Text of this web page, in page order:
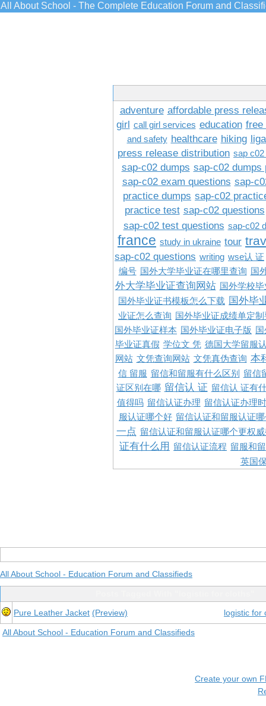
All About School - The Complete Education Forum and
adventure affordable press
girl call girl services education free
and safety healthcare hiking
press release distribution sap
sap-c02 dumps sap-c02 dumps
sap-c02 exam questions sap-
practice dumps sap-c02
practice test sap-c02 questions
sap-c02 test questions sap-c02
france study in ukraine tour
sap-c02 questions writing wse认 证
编号 国外大学毕业证在哪里查询 国
外大学毕业证查询网站 国外学校
国外毕业证书模板怎么下载 国外毕
业证怎么查询
国外毕业证成绩单定
国外毕业证样本
国外毕业证电子版
毕业证真假 学位文 凭 德国大学留服
网站 文凭查询网站 文凭真伪查询 本
信 留服 留信和留服有什么区别
留信
证区别在哪 留信认 证 留信认 证有
值得吗 留信认证办理 留信认证办理
服认证哪个好 留信认证和留服认证
一点 留信认证和留服认证哪个更权
证有什么用 留信认证流程 留服和
英国
All About School - Education Forum and Classifieds
logistic for
Pure Leather Jacket (Preview)
All About School - Education Forum and Classifieds
Create your own